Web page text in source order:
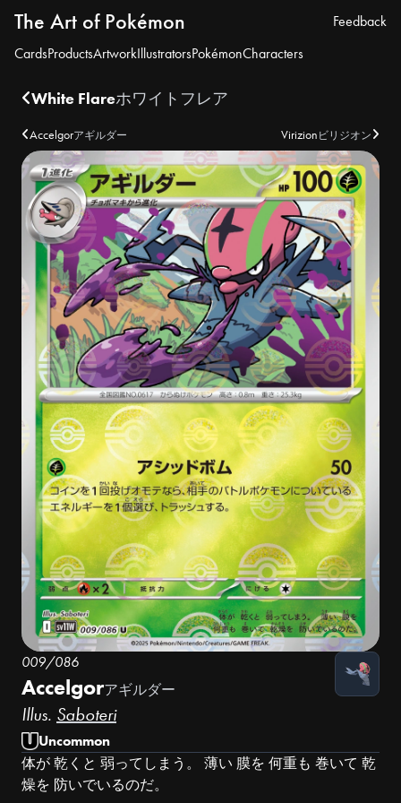
The Art of Pokémon
CardsProductsArtworkIllustratorsPokémonCharacters
Feedback
White Flareホワイトフレア
Accelgorアギルダー Virizion ビリジオン
009/086
Accelgorアギルダー
Illus. Saboteri
Uncommon
体が 乾くと 弱ってしまう。 薄い 膜を 何重も 巻いて 乾
燥を 防いでいるのだ。